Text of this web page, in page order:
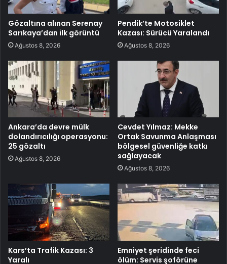
Gözaltına alınan Serenay
Sarıkaya’dan ilk görüntü
Ağustos 8, 2026
Pendik’te Motosiklet
Kazası: Sürücü Yaralandı
Ağustos 8, 2026
Ankara’da devre mülk
dolandırıcılığı operasyonu:
25 gözaltı
Ağustos 8, 2026
Cevdet Yılmaz: Mekke
Ortak Savunma Anlaşması
bölgesel güvenliğe katkı
sağlayacak
Ağustos 8, 2026
Kars’ta Trafik Kazası: 3
Yaralı
Emniyet şeridinde feci
ölüm: Servis şoförüne